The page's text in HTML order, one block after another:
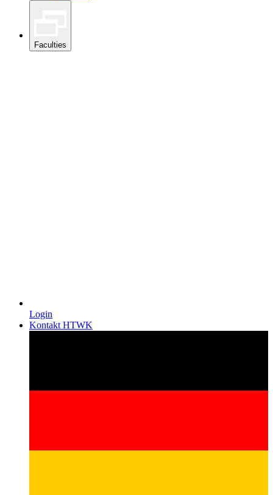
Faculties
Login
Kontakt HTWK